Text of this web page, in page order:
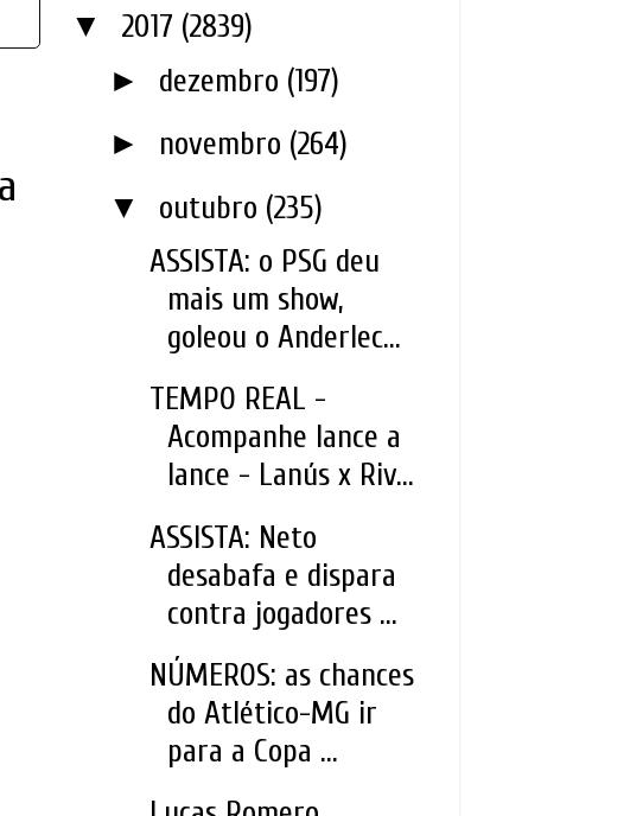
▼ 2017 (2839)
► dezembro (197)
► novembro (264)
▼ outubro (235)
ASSISTA: o PSG deu
mais um show,
goleou o Anderlec...
TEMPO REAL -
Acompanhe lance a
lance - Lanús x Riv...
ASSISTA: Neto
desabafa e dispara
contra jogadores ...
NÚMEROS: as chances
do Atlético-MG ir
para a Copa ...